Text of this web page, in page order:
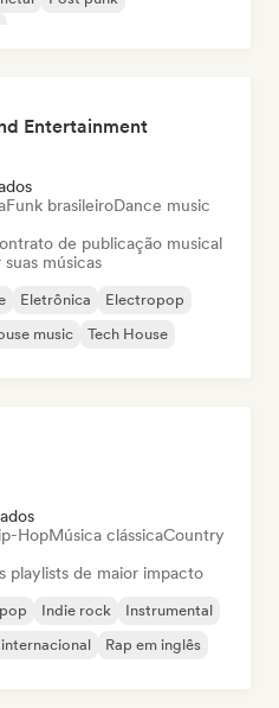
Entertainment
Funk brasileiroDance music
de publicação musical
músicas
Eletrônica
Electropop
music Tech House
HopMúsica clássicaCountry
playlists de maior impacto
Indie rock
Instrumental
internacional Rap em inglês